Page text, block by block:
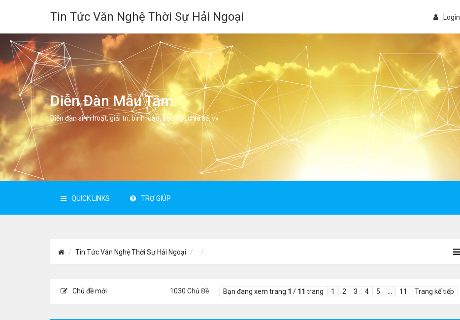
Tin Tức Văn Nghệ Thời Sự Hải Ngoại Login
Diễn Đàn Mẫu Tâm
Diễn đàn sinh hoạt, giải trí, bình luân, học hỏi, chia sẻ, vv.
QUICK LINKS TRỢ GIÚP
Tin Tức Văn Nghệ Thời Sự Hải Ngoại
Chủ đề mới 1030 Chủ Đề Bạn đang xem trang 1 / 11 trang 1 2 3 4 5 11 Trang kế tiếp